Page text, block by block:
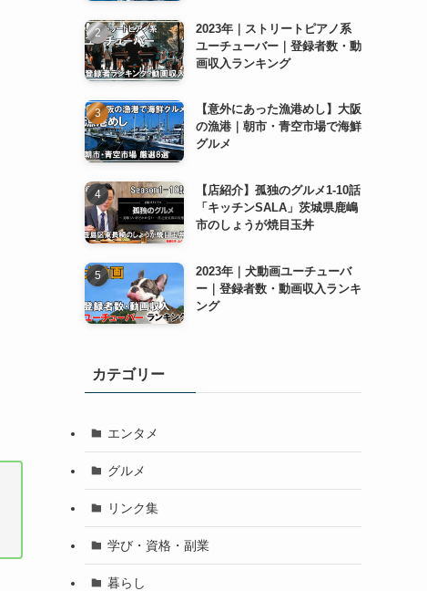
2023年｜ストリートピアノ系
ユーチューバー｜登録者数・動
画収入ランキング
【意外にあった漁港めし】大阪
の漁港｜朝市・青空市場で海鮮
グルメ
【店紹介】孤独のグルメ1-10話
「キッチンSALA」茨城県鹿嶋
市のしょうが焼目玉丼
2023年｜犬動画ユーチューバ
ー｜登録者数・動画収入ランキ
ング
カテゴリー
エンタメ
グルメ
リンク集
学び・資格・副業
暮らし